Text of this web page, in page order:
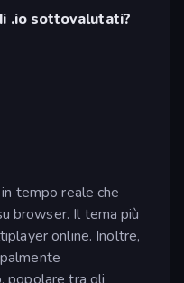
.io sottovalutati?
tempo reale che
browser. Il tema più
online. Inoltre,